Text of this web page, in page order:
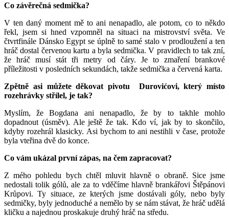
Co závěrečná sedmička?
V ten daný moment mě to ani nenapadlo, ale potom, co to někdo
řekl, jsem si hned vzpomněl na situaci na mistrovství světa. Ve
čtvrtfinále Dánsko Egypt se úplně to samé stalo v prodloužení a ten
hráč dostal červenou kartu a byla sedmička. V pravidlech to tak zní,
že hráč musí stát tři metry od čáry. Je to zmaření brankové
příležitosti v posledních sekundách, takže sedmička a červená karta.
Zpětně asi můžete děkovat pivotu Durovićovi, který místo
rozehrávky střílel, je tak?
Myslím, že Bogdana ani nenapadlo, že by to takhle mohlo
dopadnout (úsměv). Ale ještě že tak. Kdo ví, jak by to skončilo,
kdyby rozehrál klasicky. Asi bychom to ani nestihli v čase, protože
byla vteřina dvě do konce.
Co vám ukázal první zápas, na čem zapracovat?
Z mého pohledu bych chtěl mluvit hlavně o obraně. Sice jsme
nedostali tolik gólů, ale za to vděčíme hlavně brankářovi Štěpánovi
Krůpovi. Ty situace, ze kterých jsme dostávali góly, nebo byly
sedmičky, byly jednoduché a nemělo by se nám stávat, že hráč udělá
kličku a najednou proskakuje druhý hráč na středu.